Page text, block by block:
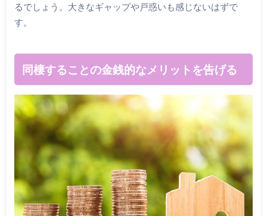
るでしょう。大きなギャップや戸惑いも感じないはずで
す。
同棲することの金銭的なメリットを告げる